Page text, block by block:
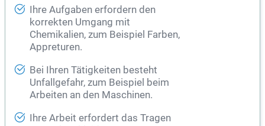
Ihre Aufgaben erfordern den
korrekten Umgang mit
Chemikalien, zum Beispiel Farben,
Appreturen.
Bei Ihren Tätigkeiten besteht
Unfallgefahr, zum Beispiel beim
Arbeiten an den Maschinen.
Ihre Arbeit erfordert das Tragen